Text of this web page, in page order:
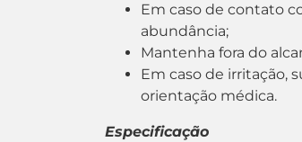
Em caso de contato
abundância;
Mantenha fora do
Em caso de irritação,
orientação médica.
Especificação